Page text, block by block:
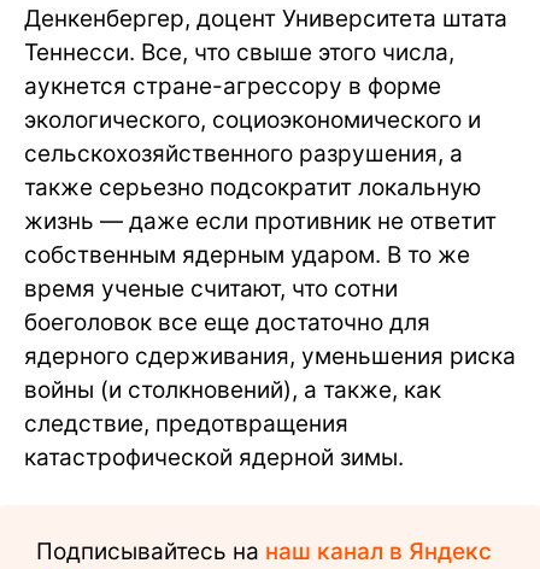
Денкенбергер, доцент Университета штата
Теннесси. Все, что свыше этого числа,
аукнется стране-агрессору в форме
экологического, социоэкономического и
сельскохозяйственного разрушения, а
также серьезно подсократит локальную
жизнь — даже если противник не ответит
собственным ядерным ударом. В то же
время ученые считают, что сотни
боеголовок все еще достаточно для
ядерного сдерживания, уменьшения риска
войны (и столкновений), а также, как
следствие, предотвращения
катастрофической ядерной зимы.
Подписывайтесь на наш канал в Яндекс